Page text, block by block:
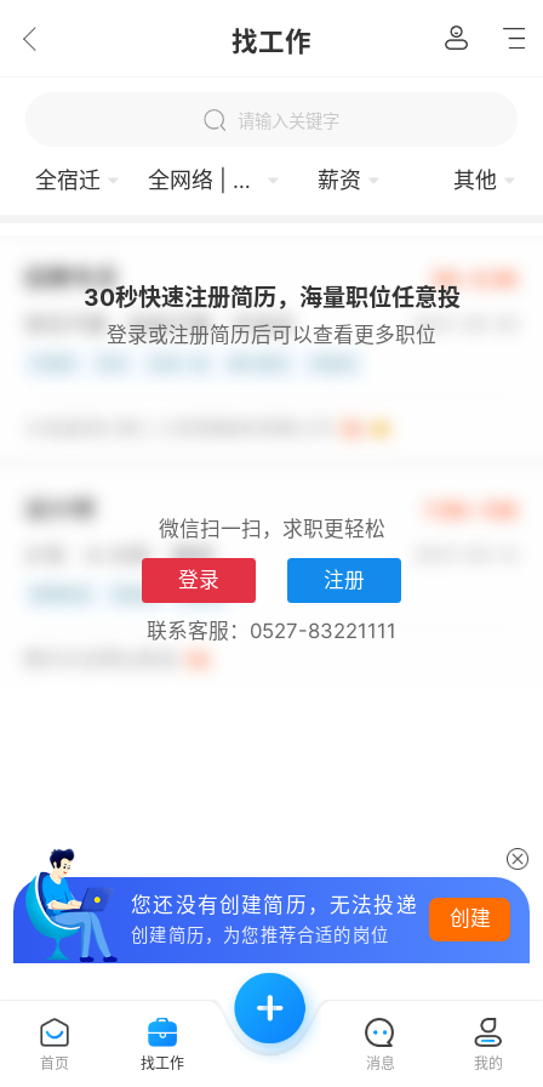
找工作
请输入关键字
全宿迁 全网络 | 通信 | 电子 薪资 其他
30秒快速注册简历，海量职位任意投
登录或注册简历后可以查看更多职位
微信扫一扫，求职更轻松
登录 注册
联系客服：0527-83221111
首页 找工作 消息 我的
您还没有创建简历，无法投递
创建简历，为您推荐合适的岗位
创建